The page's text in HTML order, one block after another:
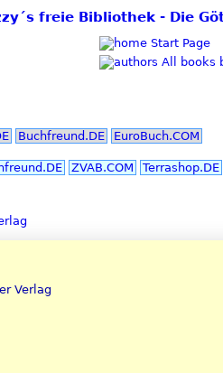
freie Bibliothek - Die
Start Page
All books
Buchfreund.DE EuroBuch.COM
ZVAB.COM Terrashop.DE
Verlag